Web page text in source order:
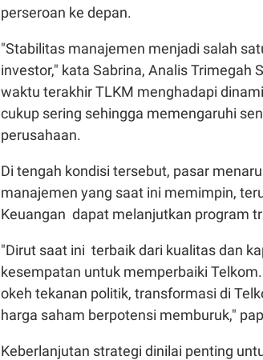
perseroan ke depan.
"Stabilitas manajemen menjadi salah
investor," kata Sabrina, Analis Trimegah
waktu terakhir TLKM menghadapi
cukup sering sehingga memengaruhi
perusahaan.
Di tengah kondisi tersebut, pasar
manajemen yang saat ini memimpin,
Keuangan dapat melanjutkan program
"Dirut saat ini terbaik dari kualitas dan
kesempatan untuk memperbaiki
okeh tekanan politik, transformasi di
harga saham berpotensi memburuk,"
Keberlanjutan strategi dinilai penting